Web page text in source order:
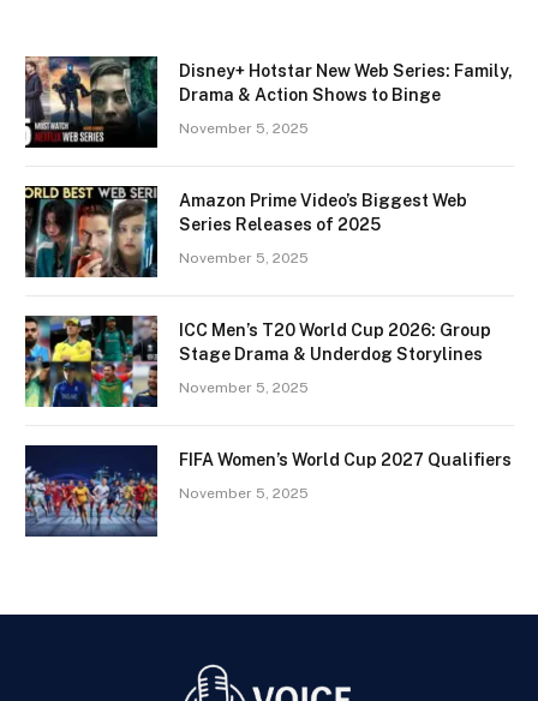
Disney+ Hotstar New Web Series: Family,
Drama & Action Shows to Binge
November 5, 2025
Amazon Prime Video’s Biggest Web
Series Releases of 2025
November 5, 2025
ICC Men’s T20 World Cup 2026: Group
Stage Drama & Underdog Storylines
November 5, 2025
FIFA Women’s World Cup 2027 Qualifiers
November 5, 2025